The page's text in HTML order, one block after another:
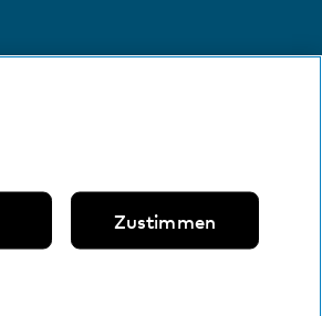
Zustimmen